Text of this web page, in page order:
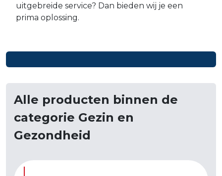
uitgebreide service? Dan bieden wij je een
prima oplossing.
Alle producten binnen de
categorie Gezin en
Gezondheid